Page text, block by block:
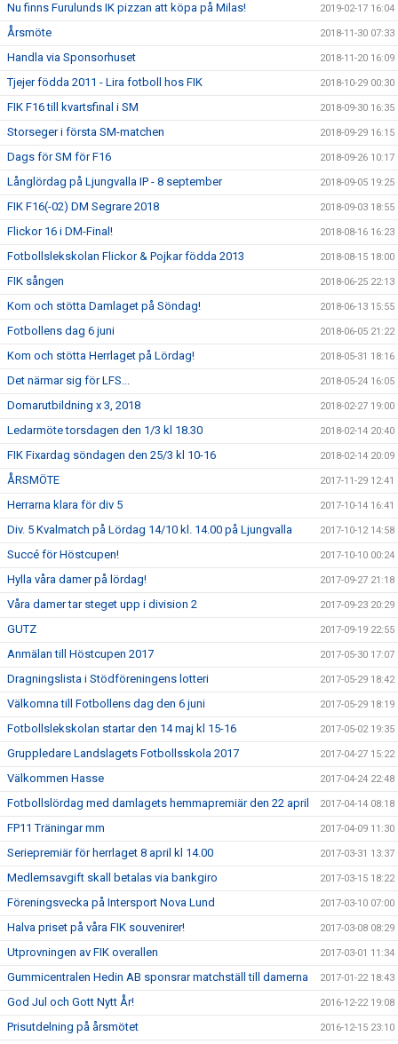
Nu finns Furulunds IK pizzan att köpa på Milas! 2019-02-17 16:04
Årsmöte 2018-11-30 07:33
Handla via Sponsorhuset 2018-11-20 16:09
Tjejer födda 2011 - Lira fotboll hos FIK 2018-10-29 00:30
FIK F16 till kvartsfinal i SM 2018-09-30 16:35
Storseger i första SM-matchen 2018-09-29 16:15
Dags för SM för F16 2018-09-26 10:17
Långlördag på Ljungvalla IP - 8 september 2018-09-05 19:25
FIK F16(-02) DM Segrare 2018 2018-09-03 18:55
Flickor 16 i DM-Final! 2018-08-16 16:23
Fotbollslekskolan Flickor & Pojkar födda 2013 2018-08-15 18:00
FIK sången 2018-06-25 22:13
Kom och stötta Damlaget på Söndag! 2018-06-13 15:55
Fotbollens dag 6 juni 2018-06-05 21:22
Kom och stötta Herrlaget på Lördag! 2018-05-31 18:16
Det närmar sig för LFS... 2018-05-24 16:05
Domarutbildning x 3, 2018 2018-02-27 19:00
Ledarmöte torsdagen den 1/3 kl 18.30 2018-02-14 20:40
FIK Fixardag söndagen den 25/3 kl 10-16 2018-02-14 20:09
ÅRSMÖTE 2017-11-29 12:41
Herrarna klara för div 5 2017-10-14 16:41
Div. 5 Kvalmatch på Lördag 14/10 kl. 14.00 på Ljungvalla 2017-10-12 14:58
Succé för Höstcupen! 2017-10-10 00:24
Hylla våra damer på lördag! 2017-09-27 21:18
Våra damer tar steget upp i division 2 2017-09-23 20:29
GUTZ 2017-09-19 22:55
Anmälan till Höstcupen 2017 2017-05-30 17:07
Dragningslista i Stödföreningens lotteri 2017-05-29 18:42
Välkomna till Fotbollens dag den 6 juni 2017-05-29 18:19
Fotbollslekskolan startar den 14 maj kl 15-16 2017-05-02 19:35
Gruppledare Landslagets Fotbollsskola 2017 2017-04-27 15:22
Välkommen Hasse 2017-04-24 22:48
Fotbollslördag med damlagets hemmapremiär den 22 april 2017-04-14 08:18
FP11 Träningar mm 2017-04-09 11:30
Seriepremiär för herrlaget 8 april kl 14.00 2017-03-31 13:37
Medlemsavgift skall betalas via bankgiro 2017-03-15 18:22
Föreningsvecka på Intersport Nova Lund 2017-03-10 07:00
Halva priset på våra FIK souvenirer! 2017-03-08 08:29
Utprovningen av FIK overallen 2017-03-01 11:34
Gummicentralen Hedin AB sponsrar matchställ till damerna 2017-01-22 18:43
God Jul och Gott Nytt År! 2016-12-22 19:08
Prisutdelning på årsmötet 2016-12-15 23:10